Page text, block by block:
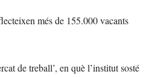
més de 155.000 vacants
de treball’, en què l’institut sosté